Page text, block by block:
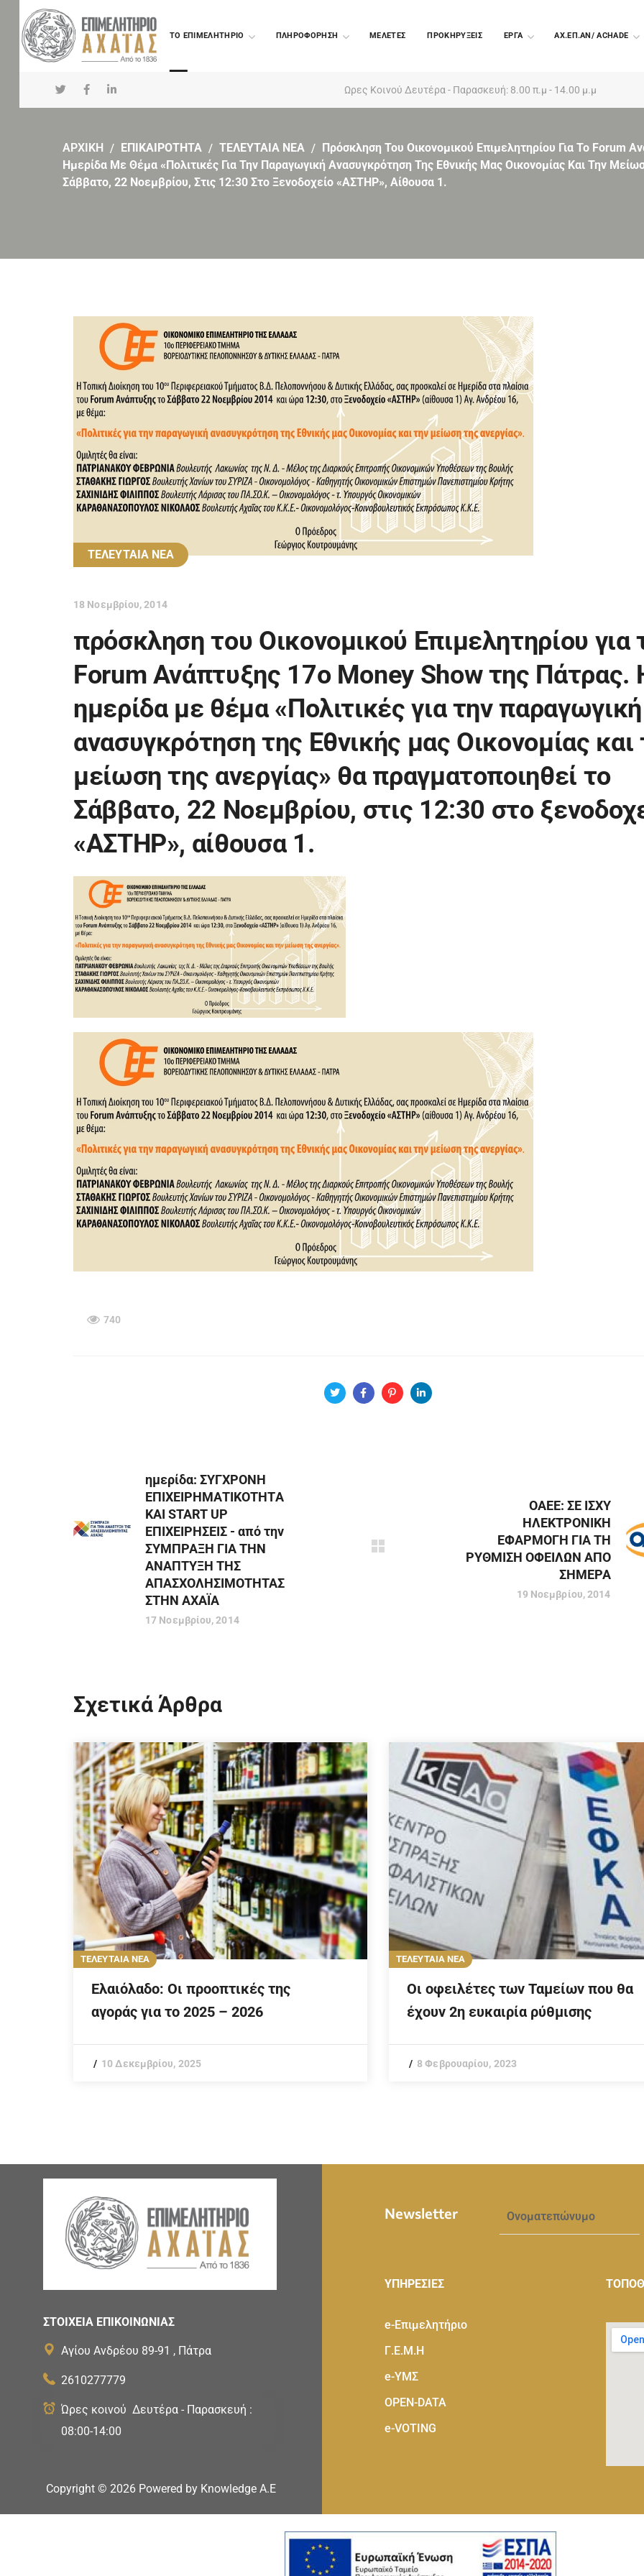
TO ΕΠΙΜΕΛΗΤΗΡΙΟ ΠΛΗΡΟΦΟΡΗΣΗ ΜΕΛΕΤΕΣ ΠΡΟΚΗΡΥΞΕΙΣ EΡΓΑ ΑΧ.ΕΠ.ΑΝ/ ACHADE
Ωρες Κοινού Δευτέρα - Παρασκευή: 8.00 π.μ - 14.00 μ.μ
ΑΡΧΙΚΗ ΕΠΙΚΑΙΡΟΤΗΤΑ ΤΕΛΕΥΤΑΙΑ ΝΕΑ
Πρόσκληση Του Οικονομικού Επιμελητηρίου Για Το Forum
Ημερίδα Με Θέμα «Πολιτικές Για Την Παραγωγική Ανασυγκρότηση Της Εθνικής Μας Οικονομίας Και Την
Σάββατο, 22 Νοεμβρίου, Στις 12:30 Στο Ξενοδοχείο «ΑΣΤΗΡ», Αίθουσα 1.
ΤΕΛΕΥΤΑΙΑ ΝΕΑ
18 Νοεμβρίου, 2014
πρόσκληση του Οικονομικού Επιμελητηρίου για
Forum Ανάπτυξης 17ο Money Show της Πάτρας.
ημερίδα με θέμα «Πολιτικές για την παραγωγική
ανασυγκρότηση της Εθνικής μας Οικονομίας και
μείωση της ανεργίας» θα πραγματοποιηθεί το
Σάββατο, 22 Νοεμβρίου, στις 12:30 στο
«ΑΣΤΗΡ», αίθουσα 1.
740
ημερίδα: ΣΥΓΧΡΟΝΗ
ΕΠΙΧΕΙΡΗΜΑΤΙΚΟΤΗΤA
KAI START UP
ΕΠΙΧΕΙΡΗΣΕΙΣ - από την
ΣΥΜΠΡΑΞΗ ΓΙΑ ΤΗΝ
ΑΝΑΠΤΥΞΗ ΤΗΣ
ΑΠΑΣΧΟΛΗΣΙΜΟΤΗΤΑΣ
ΣΤΗΝ ΑΧΑΪΑ
17 Νοεμβρίου, 2014
ΟΑΕΕ: ΣΕ ΙΣΧΥ
ΗΛΕΚΤΡΟΝΙΚΗ
ΕΦΑΡΜΟΓΗ ΓΙΑ ΤΗ
ΡΥΘΜΙΣΗ ΟΦΕΙΛΩΝ ΑΠΟ
ΣΗΜΕΡΑ
19 Νοεμβρίου, 2014
Σχετικά Άρθρα
ΤΕΛΕΥΤΑΙΑ ΝΕΑ
Ελαιόλαδο: Οι προοπτικές της
αγοράς για το 2025 – 2026
10 Δεκεμβρίου, 2025
ΤΕΛΕΥΤΑΙΑ ΝΕΑ
Οι οφειλέτες των Ταμείων που θα
έχουν 2η ευκαιρία ρύθμισης
8 Φεβρουαρίου, 2023
ΣΤΟΙΧΕΙΑ ΕΠΙΚΟΙΝΩΝΙΑΣ
Αγίου Ανδρέου 89-91 , Πάτρα
2610277779
Ώρες κοινού Δευτέρα - Παρασκευή :
08:00-14:00
Copyright © 2026 Powered by Knowledge A.E
Newsletter
ΥΠΗΡΕΣΙΕΣ
e-Eπιμελητήριο
Γ.Ε.Μ.Η
e-ΥΜΣ
OPEN-DATA
e-VOTING